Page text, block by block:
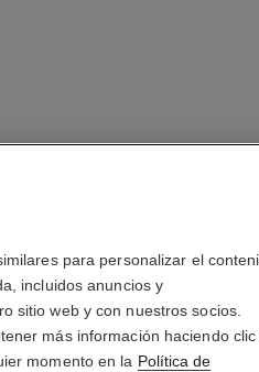
ALLURE
para personalizar el
incluidos anuncios y
sitio web y con nuestros socios.
más información haciendo clic
momento en la Política de